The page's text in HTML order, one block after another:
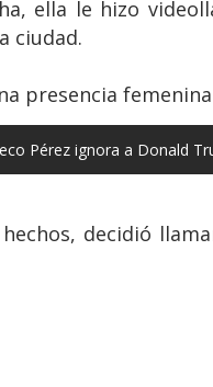
ella le hizo
ciudad.
presencia
Pérez ignora a Donald
decidió